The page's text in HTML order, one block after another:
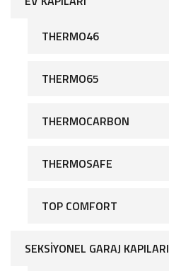
THERMO46
THERMO65
THERMOCARBON
THERMOSAFE
TOP COMFORT
SEKSIYONEL GARAJ KAPILARI